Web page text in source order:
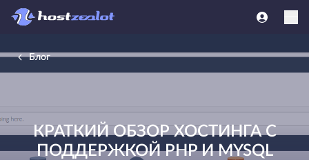
Блог
КРАТКИЙ ОБЗОР ХОСТИНГА С
ПОДДЕРЖКОЙ PHP И MYSQL